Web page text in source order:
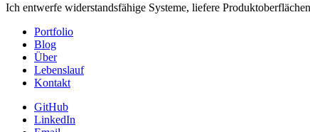
Ich entwerfe widerstandsfähige Systeme, liefere
Portfolio
Blog
Über
Lebenslauf
Kontakt
GitHub
LinkedIn